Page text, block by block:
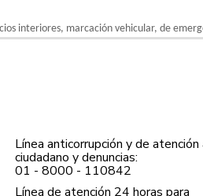
interiores, marcación vehicular, de
Línea anticorrupción y de atención
ciudadano y denuncias:
01 - 8000 - 110842
Línea de atención 24 horas para